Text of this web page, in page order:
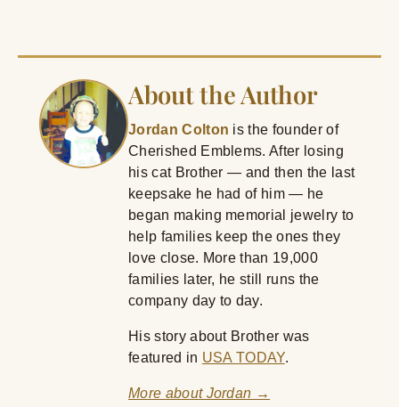
About the Author
Jordan Colton is the founder of
Cherished Emblems. After losing
his cat Brother — and then the last
keepsake he had of him — he
began making memorial jewelry to
help families keep the ones they
love close. More than 19,000
families later, he still runs the
company day to day.
His story about Brother was
featured in USA TODAY.
More about Jordan →